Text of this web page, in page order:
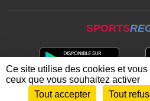
SPORTS
Envie de participer ?
Ce site utilise des cookies et
ceux que vous souhaitez activer
Tout accepter
Tout